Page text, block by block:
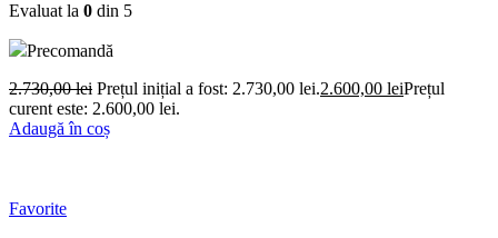
Evaluat la 0 din 5
Precomandă
2.730,00lei Prețul inițial a fost: 2.730,00 lei.2.600,00 leiPrețul
curent este: 2.600,00 lei.
Adaugă în coș
Favorite